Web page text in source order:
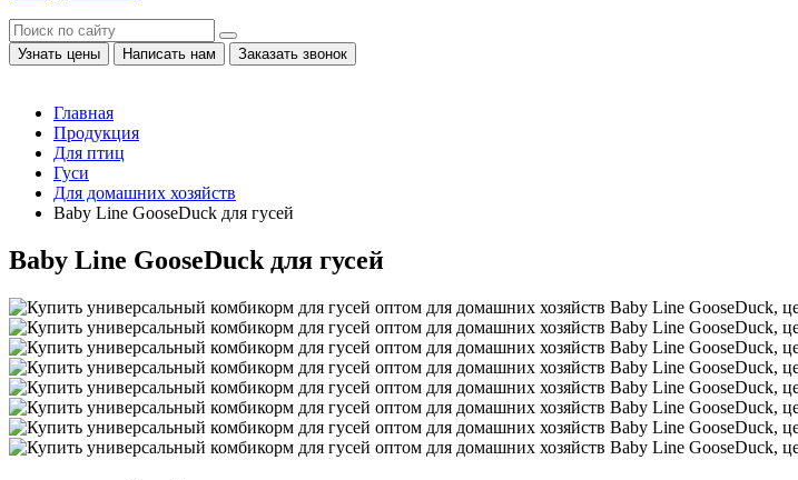
Узнать цены Написать нам Заказать звонок
Главная
Продукция
Для птиц
Гуси
Для домашних хозяйств
Baby Line GooseDuck для гусей
Baby Line GooseDuck для гусей